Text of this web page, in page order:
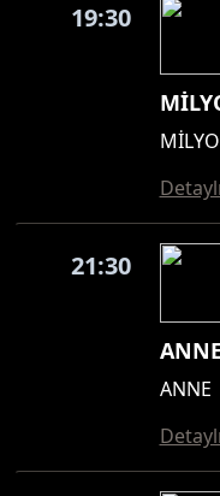
19:30
21:30
ANNE
ANNE